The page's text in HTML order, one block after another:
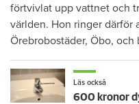
förtvivlat upp vattnet och
världen. Hon ringer därför
Örebrobostäder, Öbo, och
Läs också